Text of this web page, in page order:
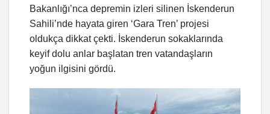
Bakanlığı’nca depremin izleri silinen İskenderun
Sahili’nde hayata giren ‘Gara Tren’ projesi
oldukça dikkat çekti. İskenderun sokaklarında
keyif dolu anlar başlatan tren vatandaşların
yoğun ilgisini gördü.